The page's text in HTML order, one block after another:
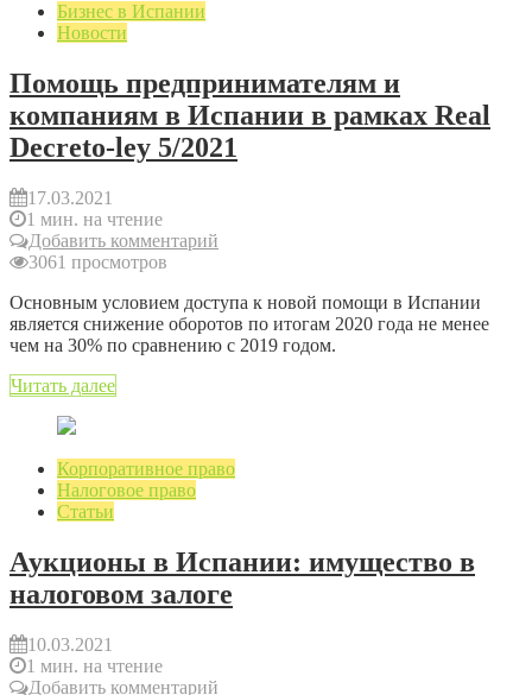
Бизнес в Испании
Новости
Помощь предпринимателям и
компаниям в Испании в рамках Real
Decreto-ley 5/2021
17.03.2021
1 мин. на чтение
Добавить комментарий
3061 просмотров
Основным условием доступа к новой помощи в Испании
является снижение оборотов по итогам 2020 года не менее
чем на 30% по сравнению с 2019 годом.
Читать далее
Корпоративное право
Налоговое право
Статьи
Аукционы в Испании: имущество в
налоговом залоге
10.03.2021
1 мин. на чтение
Добавить комментарий